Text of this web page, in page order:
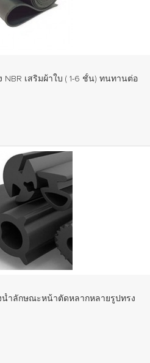
เสริมผ้าใบ ( 1-6 ชั้น) ทนทานต่อ
น้ำลักษณะหน้าตัดหลากหลายรูปทรง